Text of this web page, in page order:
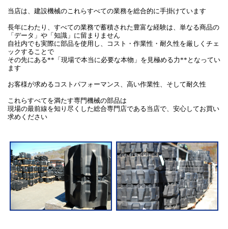
当店は、建設機械のこれらすべての業務を総合的に手掛けています
長年にわたり、すべての業務で蓄積された豊富な経験は、単なる商品の
「データ」や「知識」に留まりません
自社内でも実際に部品を使用し、コスト・作業性・耐久性を厳しくチェ
ックすることで
その先にある**「現場で本当に必要な本物」を見極める力**となってい
ます
お客様が求めるコストパフォーマンス、高い作業性、そして耐久性
これらすべてを満たす専門機械の部品は
現場の最前線を知り尽くした総合専門店である当店で、安心してお買い
求めください